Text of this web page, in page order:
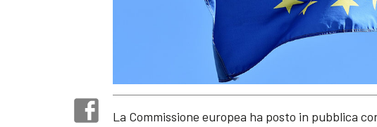
La Commissione europea ha posto in pubblica